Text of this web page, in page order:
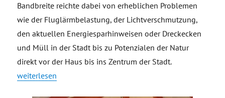
Bandbreite reichte dabei von erheblichen Problemen
wie der Fluglärmbelastung, der Lichtverschmutzung,
den aktuellen Energiesparhinweisen oder Dreckecken
und Müll in der Stadt bis zu Potenzialen der Natur
direkt vor der Haus bis ins Zentrum der Stadt.
„#TGVeb-Stammtisch im Ratskeller zum Thema Umwelt als
weiterlesen